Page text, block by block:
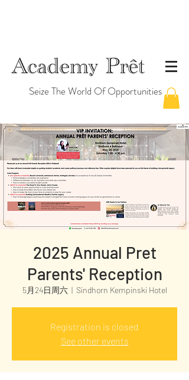
Seize The World Of Opportunities
2025 Annual Pret
Parents' Reception
5月24日周六
  |
Sindhorn Kempinski Hotel
Registration is closed
See other events